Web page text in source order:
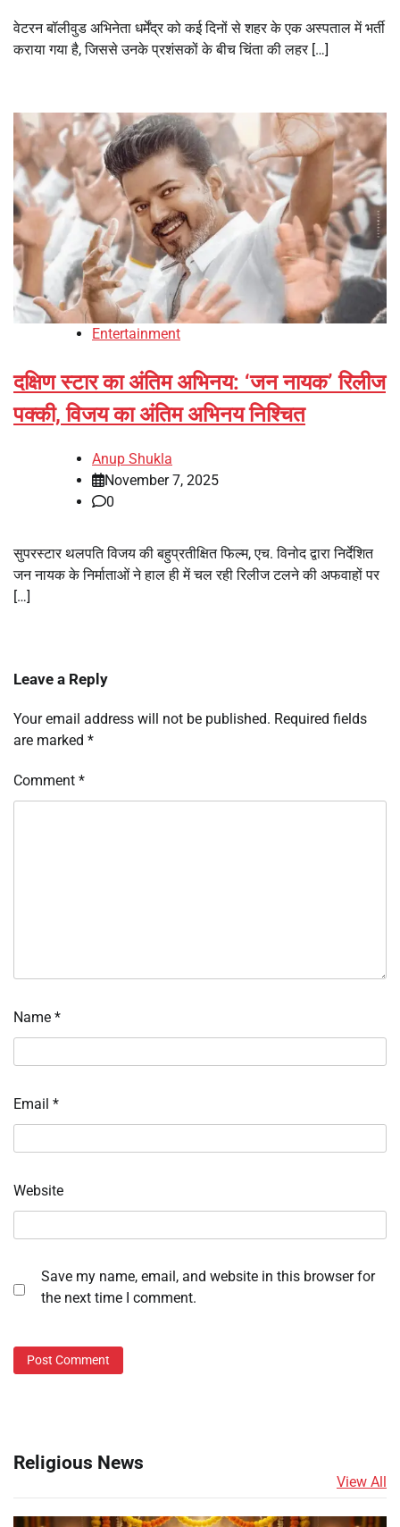
वेटरन बॉलीवुड अभिनेता धर्मेंद्र को कई दिनों से शहर के एक अस्पताल में भर्ती
कराया गया है, जिससे उनके प्रशंसकों के बीच चिंता की लहर […]
Entertainment
दक्षिण स्टार का अंतिम अभिनय: ‘जन नायक’ रिलीज
पक्की, विजय का अंतिम अभिनय निश्चित
Anup Shukla
November 7, 2025
0
सुपरस्टार थलपति विजय की बहुप्रतीक्षित फिल्म, एच. विनोद द्वारा निर्देशित
जन नायक के निर्माताओं ने हाल ही में चल रही रिलीज टलने की अफवाहों पर
[…]
Leave a Reply
Your email address will not be published. Required fields
are marked *
Comment *
Name *
Email *
Website
Save my name, email, and website in this browser for
the next time I comment.
Religious News
View All